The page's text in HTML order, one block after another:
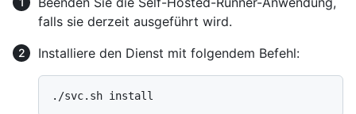
falls sie derzeit ausgeführt wird.
Installiere den Dienst mit folgendem Befehl: